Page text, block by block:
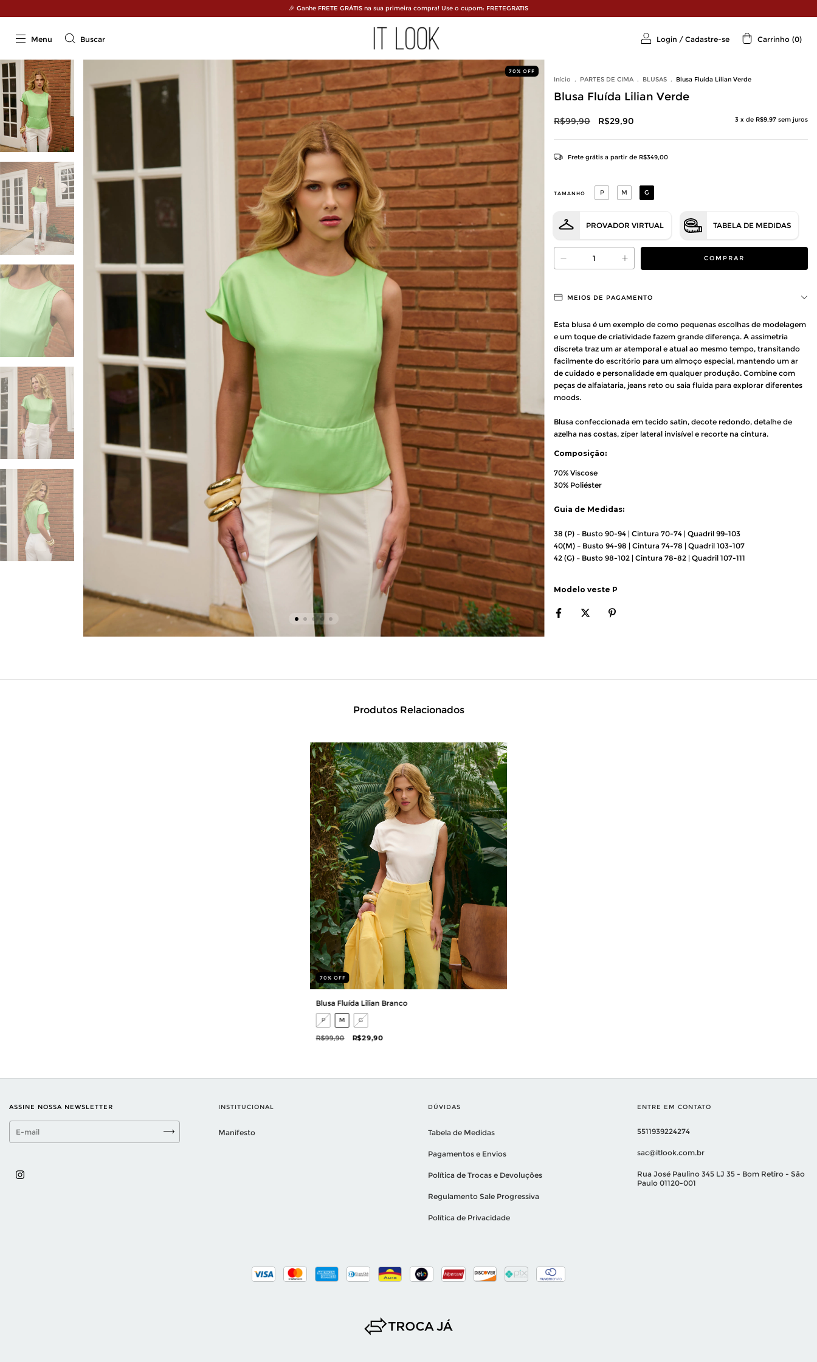
🎉 Ganhe FRETE GRÁTIS na sua primeira compra! Use o cupom: FRETEGRATIS
Menu Buscar Login / Cadastre-se Carrinho (0)
70 % OFF
Início . PARTES DE CIMA . BLUSAS . Blusa Fluída Lilian Verde
Blusa Fluída Lilian Verde
R$99,90 R$29,90 3 x de R$9,97 sem juros
Frete grátis a partir de R$349,00
TAMANHO P M G
PROVADOR VIRTUAL TABELA DE MEDIDAS
MEIOS DE PAGAMENTO
Esta blusa é um exemplo de como pequenas escolhas de modelagem
e um toque de criatividade fazem grande diferença. A assimetria
discreta traz um ar atemporal e atual ao mesmo tempo, transitando
facilmente do escritório para um almoço especial, mantendo um ar
de cuidado e personalidade em qualquer produção. Combine com
peças de alfaiataria, jeans reto ou saia fluida para explorar diferentes
moods.
Blusa confeccionada em tecido satin, decote redondo, detalhe de
azelha nas costas, zíper lateral invisível e recorte na cintura.
Composição:
70% Viscose
30% Poliéster
Guia de Medidas:
38 (P) – Busto 90-94 | Cintura 70-74 | Quadril 99-103
40(M) – Busto 94-98 | Cintura 74-78 | Quadril 103-107
42 (G) – Busto 98-102 | Cintura 78-82 | Quadril 107-111
Modelo veste P
Produtos Relacionados
70 % OFF
Blusa Fluída Lilian Branco
P M G
R$99,90 R$29,90
ASSINE NOSSA NEWSLETTER INSTITUCIONAL
Manifesto
DÚVIDAS
Tabela de Medidas
Pagamentos e Envios
Política de Trocas e Devoluções
Regulamento Sale Progressiva
Política de Privacidade
ENTRE EM CONTATO
5511939224274
sac@itlook.com.br
Rua José Paulino 345 LJ 35 - Bom Retiro - São
Paulo 01120-001